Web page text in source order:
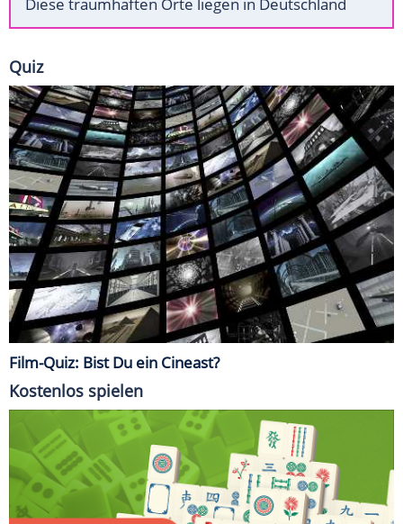
Diese traumhaften Orte liegen in Deutschland
Quiz
Film-Quiz: Bist Du ein Cineast?
Kostenlos spielen